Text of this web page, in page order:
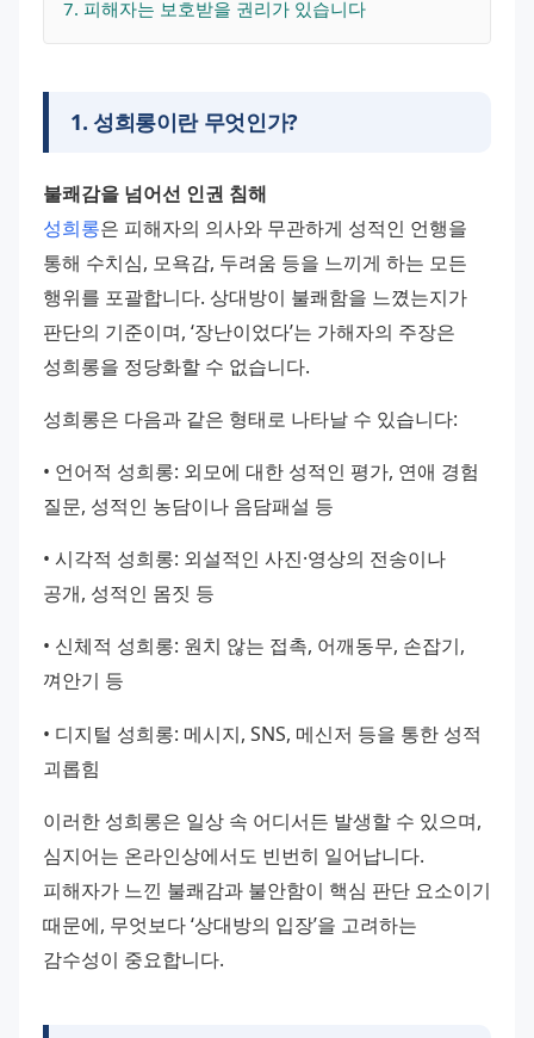
7. 피해자는 보호받을 권리가 있습니다
1. 성희롱이란 무엇인가?
불쾌감을 넘어선 인권 침해
성희롱은 피해자의 의사와 무관하게 성적인 언행을
통해 수치심, 모욕감, 두려움 등을 느끼게 하는 모든
행위를 포괄합니다. 상대방이 불쾌함을 느꼈는지가
판단의 기준이며, ‘장난이었다’는 가해자의 주장은
성희롱을 정당화할 수 없습니다.
성희롱은 다음과 같은 형태로 나타날 수 있습니다:
• 언어적 성희롱: 외모에 대한 성적인 평가, 연애 경험
질문, 성적인 농담이나 음담패설 등
• 시각적 성희롱: 외설적인 사진·영상의 전송이나
공개, 성적인 몸짓 등
• 신체적 성희롱: 원치 않는 접촉, 어깨동무, 손잡기,
껴안기 등
• 디지털 성희롱: 메시지, SNS, 메신저 등을 통한 성적
괴롭힘
이러한 성희롱은 일상 속 어디서든 발생할 수 있으며,
심지어는 온라인상에서도 빈번히 일어납니다.
피해자가 느낀 불쾌감과 불안함이 핵심 판단 요소이기
때문에, 무엇보다 ‘상대방의 입장’을 고려하는
감수성이 중요합니다.